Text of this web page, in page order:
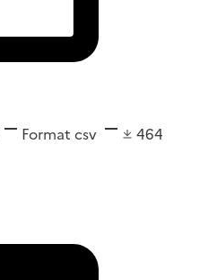
Format csv
464